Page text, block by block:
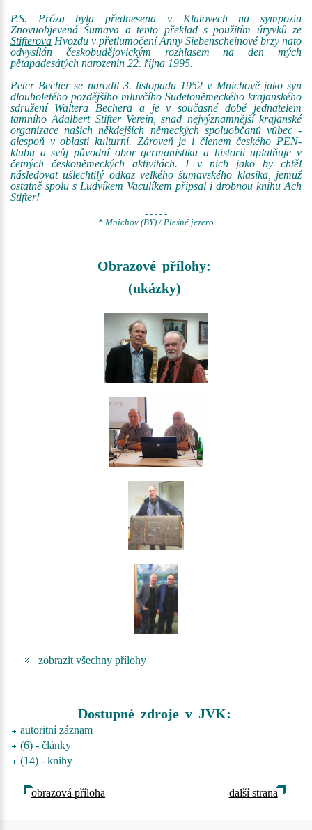
P.S. Próza byla přednesena v Klatovech na sympoziu
Znovuobjevená Šumava a tento překlad s použitím úryvků ze
Stifterova Hvozdu v přetlumočení Anny Siebenscheinové brzy nato
odvysílán českobudějovickým rozhlasem na den mých
pětapadesátých narozenin 22. října 1995.
Peter Becher se narodil 3. listopadu 1952 v Mnichově jako syn
dlouholetého pozdějšího mluvčího Sudetoněmeckého krajanského
sdružení Waltera Bechera a je v současné době jednatelem
tamního Adalbert Stifter Verein, snad nejvýznamnější krajanské
organizace našich někdejších německých spoluobčanů vůbec -
alespoň v oblasti kulturní. Zároveň je i členem českého PEN-
klubu a svůj původní obor germanistiku a historii uplatňuje v
četných českoněmeckých aktivitách. I v nich jako by chtěl
následovat ušlechtilý odkaz velkého šumavského klasika, jemuž
ostatně spolu s Ludvíkem Vaculíkem připsal i drobnou knihu Ach
Stifter!
- - - - -
* Mnichov (BY) / Plešné jezero
Obrazové přílohy:
(ukázky)
zobrazit všechny přílohy
Dostupné zdroje v JVK:
autoritní záznam
(6) - články
(14) - knihy
obrazová příloha další strana